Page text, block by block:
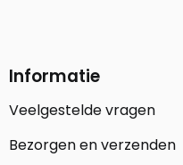
Informatie
Veelgestelde vragen
Bezorgen en verzenden